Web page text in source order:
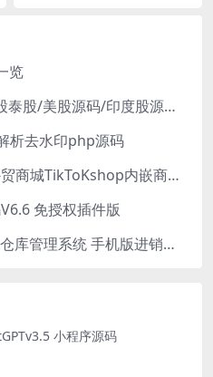
览
海外股票交易源码/港股泰股/美股源码/印度股源码/马拉西亚股票源码/国际股票配资
析去水印php源码
Java多语言跨境电商外贸商城TikToKshop内嵌商城I商家入驻I一键铺
免授权插件版
PHP进销存源码ERP多仓库管理系统 手机版进销存 php网络版进销存小程序
小程序源码